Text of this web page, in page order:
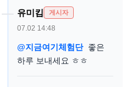
유미킴 게시자
07.02 14:48
@지금여기체험단좋은
하루 보내세요 ㅎㅎ